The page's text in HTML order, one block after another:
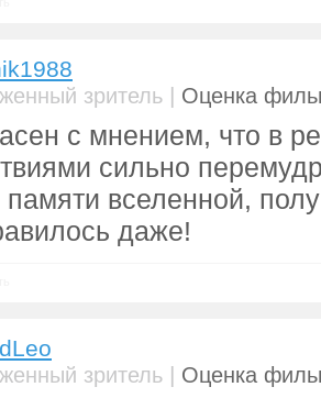
зритель | Оценка
с мнением, что в
сильно
памяти вселенной,
даже!
зритель | Оценка